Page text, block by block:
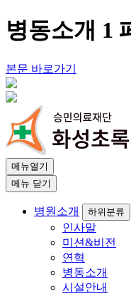
병동소개 1
본문 바로가기
메뉴열기
메뉴 닫기
병원소개 하위분류
인사말
미션&비전
연혁
병동소개
시설안내